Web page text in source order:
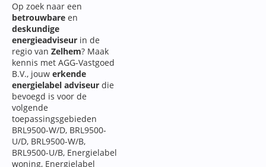
Op zoek naar een
betrouwbare en
deskundige
energieadviseur in de
regio van Zelhem? Maak
kennis met AGG-Vastgoed
B.V., jouw erkende
energielabel adviseur die
bevoegd is voor de
volgende
toepassingsgebieden
BRL9500-W/D, BRL9500-
U/D, BRL9500-W/B,
BRL9500-U/B, Energielabel
woning, Energielabel